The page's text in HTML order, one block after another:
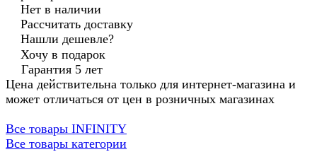
Нет в наличии
Рассчитать доставку
Нашли дешевле?
Хочу в подарок
Гарантия 5 лет
Цена действительна только для интернет-магазина и
может отличаться от цен в розничных магазинах
Все товары INFINITY
Все товары категории